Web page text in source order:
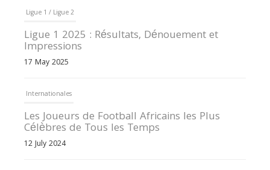
Ligue 1 / Ligue 2
Ligue 1 2025 : Résultats, Dénouement et
Impressions
17 May 2025
Internationales
Les Joueurs de Football Africains les Plus
Célèbres de Tous les Temps
12 July 2024